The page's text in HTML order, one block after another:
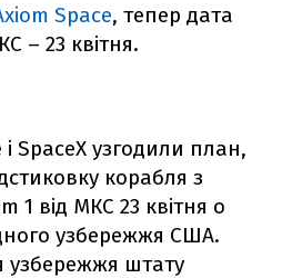
Space, тепер дата
– 23 квітня.
і SpaceX узгодили план,
корабля з
1 від МКС 23 квітня о
узбережжя США.
узбережжя штату